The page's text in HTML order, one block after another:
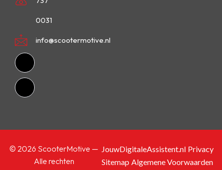
0031
info@scootermotive.nl
© 2026 ScooterMotive —
Alle rechten
JouwDigitaleAssistent.nl Privacy
Sitemap Algemene Voorwaarden